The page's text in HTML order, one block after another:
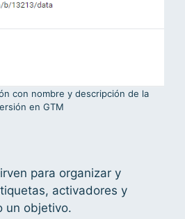
con nombre y descripción de la
en GTM
para organizar y
activadores y
un objetivo.